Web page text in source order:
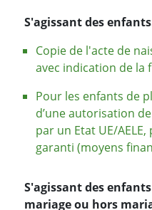
S'agissant des
Copie de l'acte de
avec indication de la
Pour les enfants de
d’une autorisation
par un Etat UE/
garanti (moyens
S'agissant des
mariage ou hors